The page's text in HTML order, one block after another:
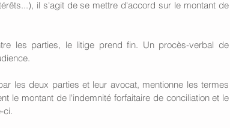
il s'agit de se mettre d'accord sur le montant de
les parties, le litige prend fin. Un procès-verbal de
les deux parties et leur avocat, mentionne les termes
le montant de l'indemnité forfaitaire de conciliation et le
ci.